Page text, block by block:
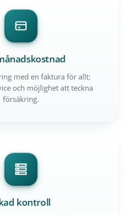
med en faktura för allt:
och möjlighet att teckna
försäkring.
kontroll